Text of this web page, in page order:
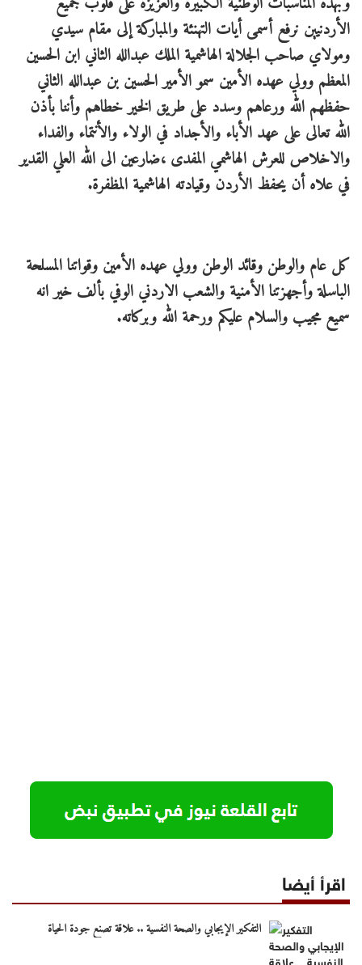
الأردنيين نرفع أسمى أيات التهنئة والمباركة إلى مقام سيدي
ومولاي صاحب الجلالة الهاشمية الملك عبدالله الثاني ابن الحسين
المعظم وولي عهده الأمين سمو الأمير الحسين بن عبدالله الثاني
حفظهم الله ورعاهم وسدد على طريق الخير خطاهم وأننا بأذن
الله تعالى على عهد الأباء والأجداد في الولاء والأنتماء والفداء
والاخلاص للعرش الهاشمي المفدى ،ضارعين الى الله العلي القدير
في علاه أن يحفظ الأردن وقيادته الهاشمية المظفرة.
كل عام والوطن وقائد الوطن وولي عهده الأمين وقواتنا المسلحة
الباسلة وأجهزتنا الأمنية والشعب الاردني الوفي بألف خير انه
سميع مجيب والسلام عليكم ورحمة الله وبركاته.
اقرأ أيضا
التفكير الإيجابي والصحة النفسية .. علاقة تصنع جودة الحياة